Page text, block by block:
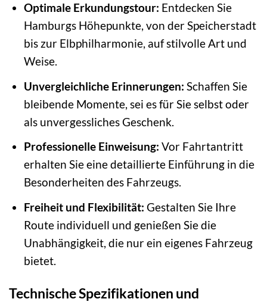
Optimale Erkundungstour: Entdecken Sie
Hamburgs Höhepunkte, von der Speicherstadt
bis zur Elbphilharmonie, auf stilvolle Art und
Weise.
Unvergleichliche Erinnerungen: Schaffen Sie
bleibende Momente, sei es für Sie selbst oder
als unvergessliches Geschenk.
Professionelle Einweisung: Vor Fahrtantritt
erhalten Sie eine detaillierte Einführung in die
Besonderheiten des Fahrzeugs.
Freiheit und Flexibilität: Gestalten Sie Ihre
Route individuell und genießen Sie die
Unabhängigkeit, die nur ein eigenes Fahrzeug
bietet.
Technische Spezifikationen und